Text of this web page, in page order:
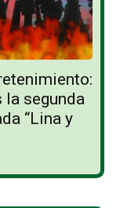
la segunda
“Lina y